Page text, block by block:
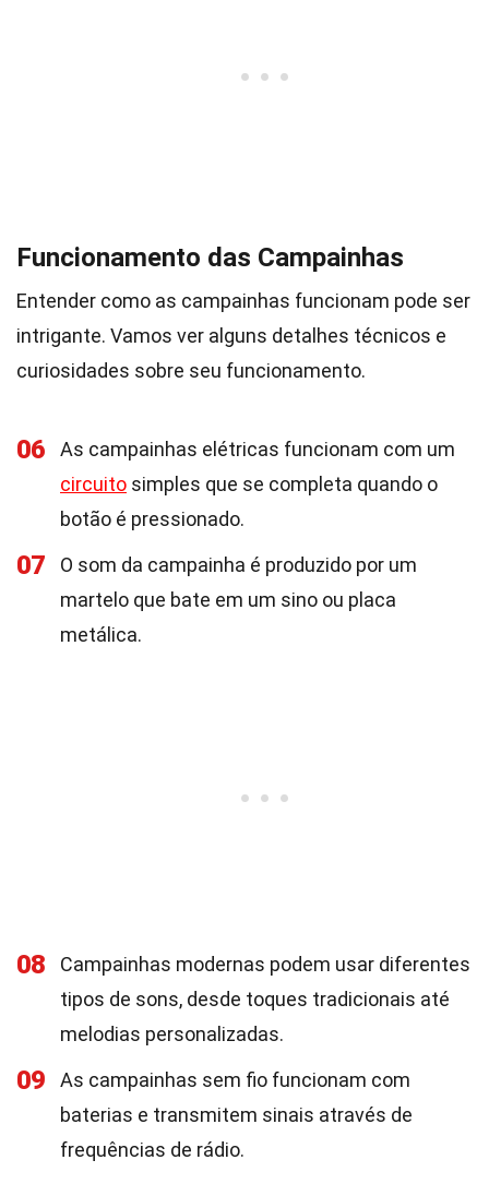
Funcionamento das Campainhas
Entender como as campainhas funcionam pode ser
intrigante. Vamos ver alguns detalhes técnicos e
curiosidades sobre seu funcionamento.
06
As campainhas elétricas funcionam com um
circuito simples que se completa quando o
botão é pressionado.
07
O som da campainha é produzido por um
martelo que bate em um sino ou placa
metálica.
08
Campainhas modernas podem usar diferentes
tipos de sons, desde toques tradicionais até
melodias personalizadas.
09
As campainhas sem fio funcionam com
baterias e transmitem sinais através de
frequências de rádio.